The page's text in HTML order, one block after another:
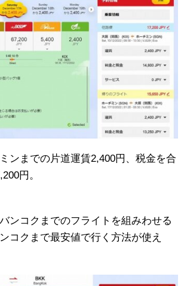
ンまでの片道運賃2,400円、税金を合
円。
ンコクまでのフライトを組みわせる
コクまで最安値で行く方法が使え